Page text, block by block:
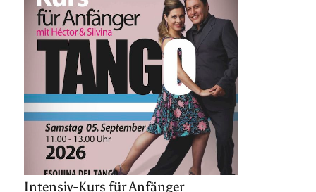
Intensiv-Kurs für Anfänger